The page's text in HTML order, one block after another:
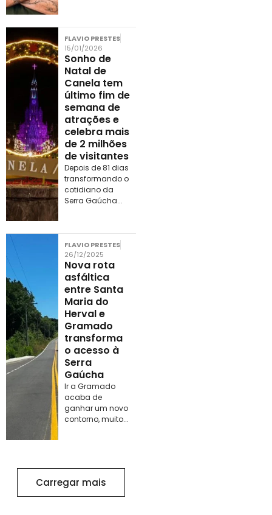
FLAVIO PRESTES
15/01/2026
Sonho de
Natal de
Canela tem
último fim de
semana de
atrações e
celebra mais
de 2 milhões
de visitantes
Depois de 81 dias
transformando o
cotidiano da
Serra Gaúcha...
FLAVIO PRESTES
26/12/2025
Nova rota
asfáltica
entre Santa
Maria do
Herval e
Gramado
transforma
o acesso à
Serra
Gaúcha
Ir a Gramado
acaba de
ganhar um novo
contorno, muito...
Carregar mais